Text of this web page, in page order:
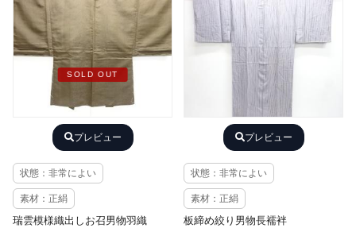
SOLD OUT
プレビュー
状態：非常によい
素材：正絹
瑞雲模様織出しお召男物羽織
プレビュー
状態：非常によい
素材：正絹
板締め絞り男物長襦袢